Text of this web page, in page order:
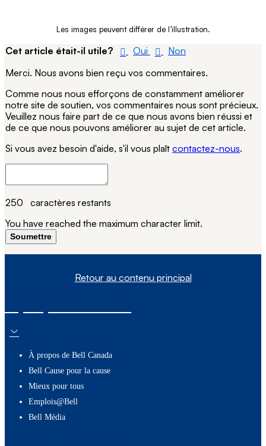
Les images peuvent différer de l’illustration.
Cet article était-il utile? Oui
Non
Merci. Nous avons bien reçu vos commentaires.
Comme nous nous efforçons de constamment améliorer
notre site de soutien, vos commentaires nous sont précieux.
Veuillez nous faire part de ce que nous avons bien réussi et
de ce que nous pouvons améliorer au sujet de cet article.
Si vous avez besoin d'aide, s'il vous plaît contactez-nous.
250 caractères restants
You have reached the maximum character limit.
Soumettre
Retour au contenu principal
À propos de Bell Canada
Bell Cause pour la cause
Mieux pour tous
Emplois@Bell
Bell Média